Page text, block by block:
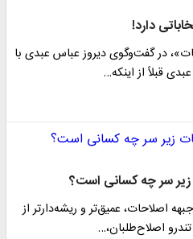
دارد!
در گفت‌و‌گوی دیروز عباس عبدی با
قبلاً از اینکه…
زیر سر چه کسانی است؟
اصلاحات، عمیق‌تر و ریشه‌دار‌تر از
اصلاح‌طلبان،…